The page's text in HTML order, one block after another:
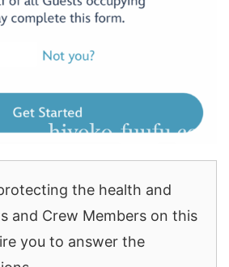
the health and
and Crew Members on this
you to answer the